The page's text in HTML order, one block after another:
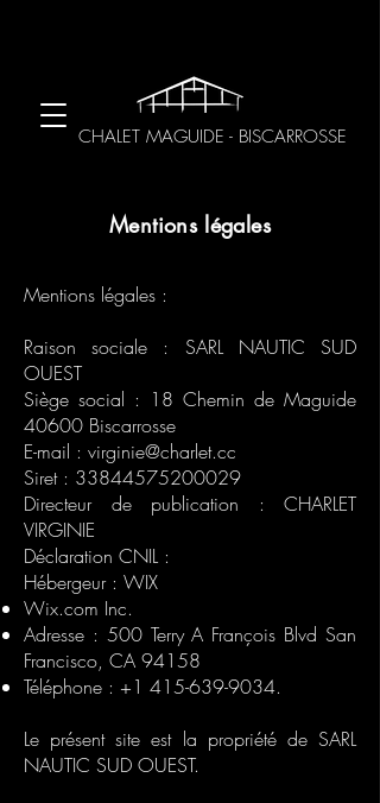
CHALET MAGUIDE - BISCARROSSE
Mentions légales
Mentions légales :
Raison sociale : SARL NAUTIC SUD
OUEST
Siège social : 18 Chemin de Maguide
40600 Biscarrosse
E-mail : virginie@charlet.cc
Siret : 33844575200029
Directeur de publication : CHARLET
VIRGINIE
Déclaration CNIL :
Hébergeur : WIX
Wix.com Inc.
Adresse : 500 Terry A François Blvd San
Francisco, CA 94158
Téléphone : +1 415-639-9034.
Le présent site est la propriété de SARL
NAUTIC SUD OUEST.